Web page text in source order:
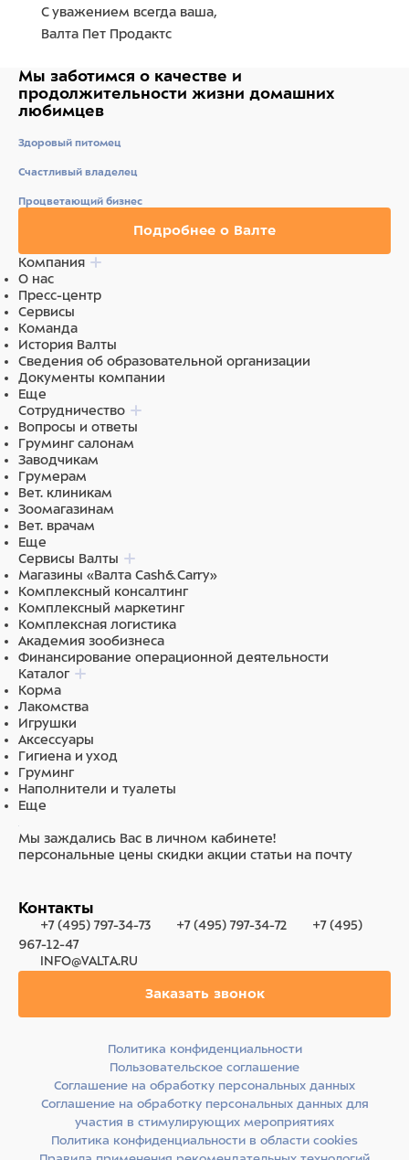
С уважением всегда ваша,
Валта Пет Продактс
Мы заботимся о качестве и
продолжительности жизни домашних
любимцев
Здоровый питомец
Счастливый владелец
Процветающий бизнес
Подробнее о Валте
Компания
О нас
Пресс-центр
Сервисы
Команда
История Валты
Сведения об образовательной организации
Документы компании
Еще
Сотрудничество
Вопросы и ответы
Груминг салонам
Заводчикам
Грумерам
Вет. клиникам
Зоомагазинам
Вет. врачам
Еще
Сервисы Валты
Магазины «Валта Cash&Carry»
Комплексный консалтинг
Комплексный маркетинг
Комплексная логистика
Академия зообизнеса
Финансирование операционной деятельности
Каталог
Корма
Лакомства
Игрушки
Аксессуары
Гигиена и уход
Груминг
Наполнители и туалеты
Еще
Мы заждались Вас в личном кабинете!
персональные цены скидки акции статьи на почту
Контакты
+7 (495) 797-34-73 +7 (495) 797-34-72
+7 (495)
967-12-47
INFO@VALTA.RU
Заказать звонок
Политика конфиденциальности
Пользовательское соглашение
Соглашение на обработку персональных данных
Соглашение на обработку персональных данных для
участия в стимулирующих мероприятиях
Политика конфиденциальности в области cookies